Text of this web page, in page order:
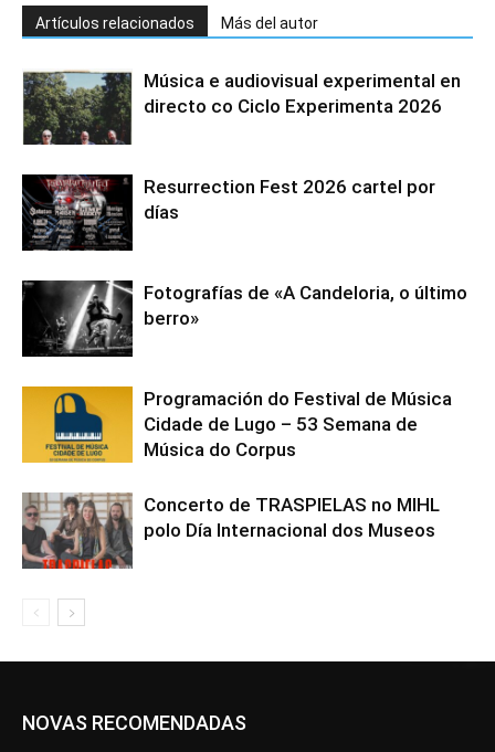
Artículos relacionados Más del autor
Música e audiovisual experimental en
directo co Ciclo Experimenta 2026
Resurrection Fest 2026 cartel por
días
Fotografías de «A Candeloria, o último
berro»
Programación do Festival de Música
Cidade de Lugo – 53 Semana de
Música do Corpus
Concerto de TRASPIELAS no MIHL
polo Día Internacional dos Museos
NOVAS RECOMENDADAS